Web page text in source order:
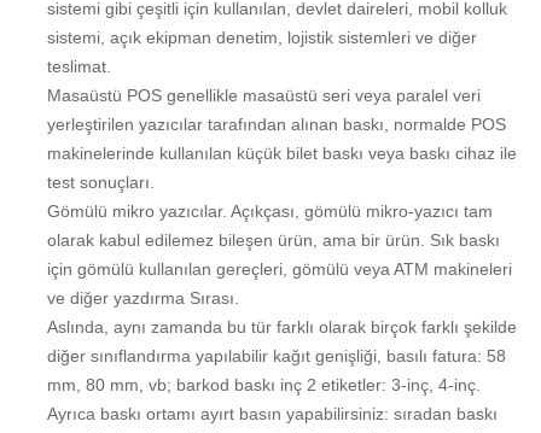
sistemi gibi çeşitli için kullanılan, devlet daireleri, mobil kolluk
sistemi, açık ekipman denetim, lojistik sistemleri ve diğer
teslimat.
Masaüstü POS genellikle masaüstü seri veya paralel veri
yerleştirilen yazıcılar tarafından alınan baskı, normalde POS
makinelerinde kullanılan küçük bilet baskı veya baskı cihaz ile
test sonuçları.
Gömülü mikro yazıcılar. Açıkçası, gömülü mikro-yazıcı tam
olarak kabul edilemez bileşen ürün, ama bir ürün. Sık baskı
için gömülü kullanılan gereçleri, gömülü veya ATM makineleri
ve diğer yazdırma Sırası.
Aslında, aynı zamanda bu tür farklı olarak birçok farklı şekilde
diğer sınıflandırma yapılabilir kağıt genişliği, basılı fatura: 58
mm, 80 mm, vb; barkod baskı inç 2 etiketler: 3-inç, 4-inç.
Ayrıca baskı ortamı ayırt basın yapabilirsiniz: sıradan baskı